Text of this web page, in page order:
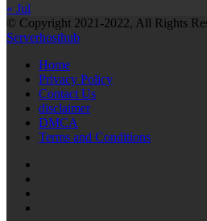
« Jul
© Copyright 2021-2022, All Rights
Serverhosthub
Home
Privacy Policy
Contact Us
disclaimer
DMCA
Terms and Conditions